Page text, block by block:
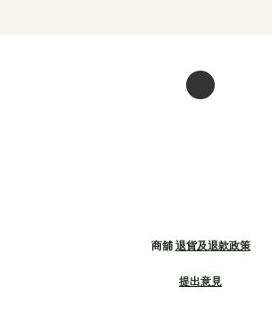
商舖 退貨及退款政策
提出意見